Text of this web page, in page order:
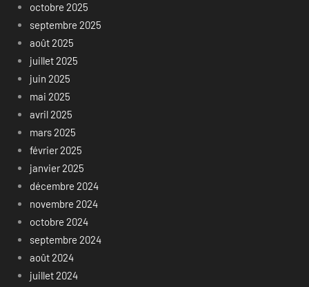
octobre 2025
septembre 2025
août 2025
juillet 2025
juin 2025
mai 2025
avril 2025
mars 2025
février 2025
janvier 2025
décembre 2024
novembre 2024
octobre 2024
septembre 2024
août 2024
juillet 2024